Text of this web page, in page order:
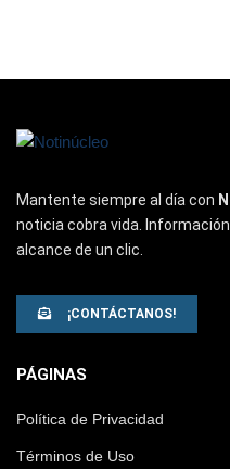
Mantente siempre al día con
noticia cobra vida.
alcance de un clic.
¡CONTÁCTANOS!
PÁGINAS
Política de Privacidad
Términos de Uso